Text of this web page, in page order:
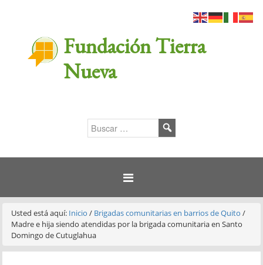
Fundación Tierra
Nueva
Usted está aquí: Inicio/ Brigadas comunitarias en barrios de Quito /
Madre e hija siendo atendidas por la brigada comunitaria en Santo
Domingo de Cutuglahua